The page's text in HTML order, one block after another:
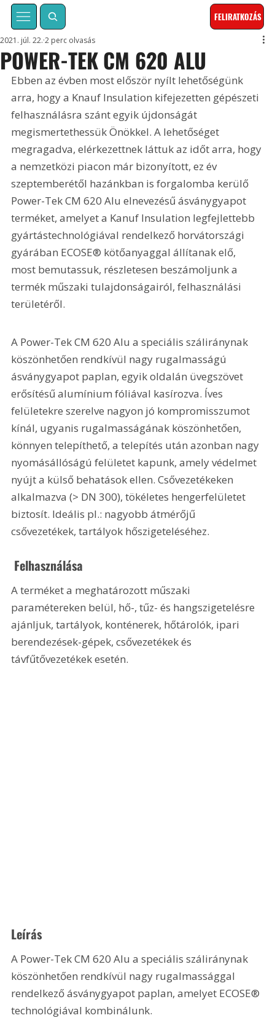
FELIRATKOZÁS
POWER-TEK CM 620 ALU
2021. júl. 22. 2 perc olvasás
Ebben az évben most először nyílt lehetőségünk
arra, hogy a Knauf Insulation kifejezetten gépészeti
felhasználásra szánt egyik újdonságát
megismertethessük Önökkel. A lehetőséget
megragadva, elérkezettnek láttuk az időt arra, hogy
a nemzetközi piacon már bizonyított, ez év
szeptemberétől hazánkban is forgalomba kerülő
Power-Tek CM 620 Alu elnevezésű ásványgyapot
terméket, amelyet a Kanuf Insulation legfejlettebb
gyártástechnológiával rendelkező horvátországi
gyárában ECOSE® kötőanyaggal állítanak elő,
most bemutassuk, részletesen beszámoljunk a
termék műszaki tulajdonságairól, felhasználási
területéről.
A Power-Tek CM 620 Alu a speciális száliránynak
köszönhetően rendkívül nagy rugalmasságú
ásványgyapot paplan, egyik oldalán üvegszövet
erősítésű alumínium fóliával kasírozva. Íves
felületekre szerelve nagyon jó kompromisszumot
kínál, ugyanis rugalmasságának köszönhetően,
könnyen telepíthető, a telepítés után azonban nagy
nyomásállóságú felületet kapunk, amely védelmet
nyújt a külső behatások ellen. Csővezetékeken
alkalmazva (> DN 300), tökéletes hengerfelületet
biztosít. Ideális pl.: nagyobb átmérőjű
csővezetékek, tartályok hőszigeteléséhez.
Felhasználása
A terméket a meghatározott műszaki
paramétereken belül, hő-, tűz- és hangszigetelésre
ajánljuk, tartályok, konténerek, hőtárolók, ipari
berendezések-gépek, csővezetékek és
távfűtővezetékek esetén.
Leírás
A Power-Tek CM 620 Alu a speciális száliránynak
köszönhetően rendkívül nagy rugalmassággal
rendelkező ásványgyapot paplan, amelyet ECOSE®
technológiával kombinálunk.